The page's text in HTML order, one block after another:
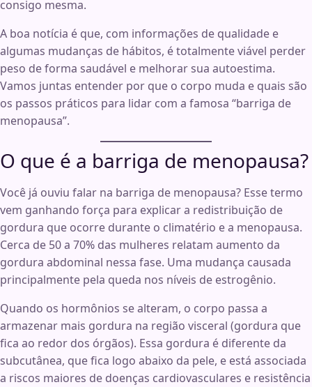
consigo mesma.
A boa notícia é que, com informações de qualidade e
algumas mudanças de hábitos, é totalmente viável perder
peso de forma saudável e melhorar sua autoestima.
Vamos juntas entender por que o corpo muda e quais são
os passos práticos para lidar com a famosa “barriga de
menopausa”.
O que é a barriga de menopausa?
Você já ouviu falar na barriga de menopausa? Esse termo
vem ganhando força para explicar a redistribuição de
gordura que ocorre durante o climatério e a menopausa.
Cerca de 50 a 70% das mulheres relatam aumento da
gordura abdominal nessa fase. Uma mudança causada
principalmente pela queda nos níveis de estrogênio.
Quando os hormônios se alteram, o corpo passa a
armazenar mais gordura na região visceral (gordura que
fica ao redor dos órgãos). Essa gordura é diferente da
subcutânea, que fica logo abaixo da pele, e está associada
a riscos maiores de doenças cardiovasculares e resistência